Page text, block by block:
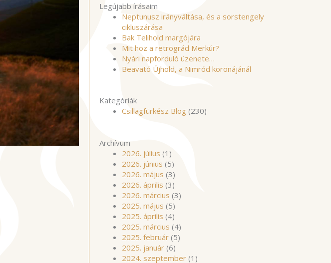
Legújabb írásaim
Neptunusz irányváltása, és a sorstengely
cikluszárása
Bak Telihold margójára
Mit hoz a retrográd Merkúr?
Nyári napforduló üzenete…
Beavató Újhold, a Nimród koronájánál
Kategóriák
Csillagfürkész Blog (230)
Archívum
2026. július (1)
2026. június (5)
2026. május (3)
2026. április (3)
2026. március (3)
2025. május (5)
2025. április (4)
2025. március (4)
2025. február(5)
2025. január(6)
2024. szeptember(1)